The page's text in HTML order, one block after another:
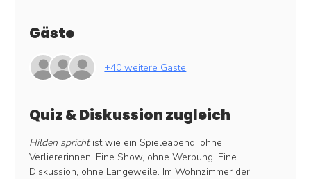
Gäste
+40 weitere Gäste
Quiz & Diskussion zugleich
Hilden spricht ist wie ein Spieleabend, ohne
Verliererinnen. Eine Show, ohne Werbung. Eine
Diskussion, ohne Langeweile. Im Wohnzimmer der